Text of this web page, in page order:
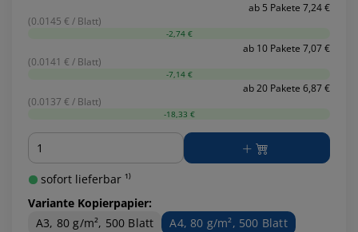
ab 5 Pakete 7,24 €
(0.0145 € / Blatt)
-2,74 €
ab 10 Pakete 7,07 €
(0.0141 € / Blatt)
-7,14 €
ab 20 Pakete 6,87 €
(0.0137 € / Blatt)
-18,33 €
Menge
sofort lieferbar ¹⁾
Variante Kopierpapier:
A3, 80 g/m², 500 Blatt
A4, 80 g/m², 500 Blatt